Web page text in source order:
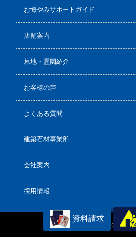
お悔やみサポートガイド
店舗案内
墓地・霊園紹介
お客様の声
よくある質問
建築石材事業部
会社案内
採用情報
Copyright(C) 2026石の
資料請求